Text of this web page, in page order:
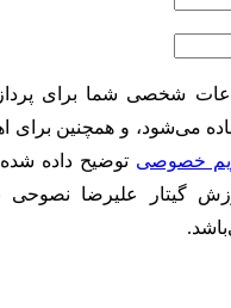
شخصی شما برای
می‌شود، و همچنین برای
خصوصی توضیح داده
گیتار علیرضا نصوحی